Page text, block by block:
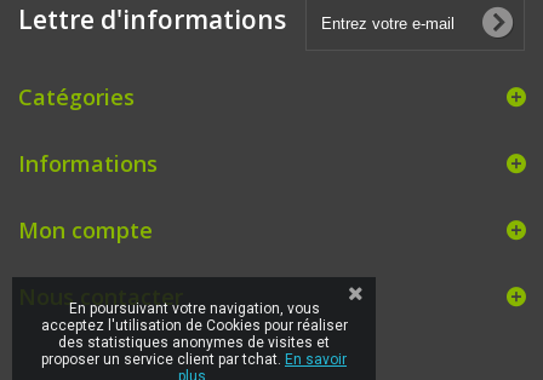
Lettre d'informations
Catégories
Informations
Mon compte
Nous contacter
En poursuivant votre navigation, vous
acceptez l'utilisation de Cookies pour réaliser
des statistiques anonymes de visites et
proposer un service client par tchat. En savoir
plus.